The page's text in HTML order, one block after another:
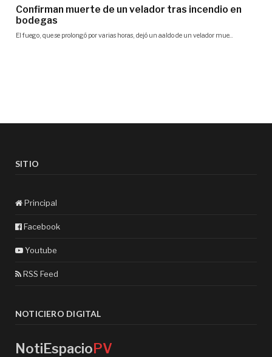
SITIO
Principal
Facebook
Youtube
RSS Feed
NOTICIERO DIGITAL
NotiEspacioPV